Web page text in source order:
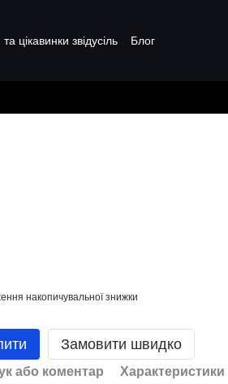
цікавинки звідусіль
Блог
накопичувальної знижки
Замовити швидко
або коментар Характеристики